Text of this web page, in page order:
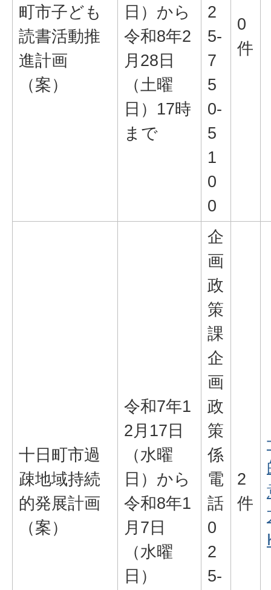
町市子ども
読書活動推
進計画
（案）
日）から
令和8年2
月28日
（土曜
日）17時
まで
2
5-
7
5
0-
5
1
0
0
0
件
十日町市過
疎地域持続
的発展計画
（案）
令和7年1
2月17日
（水曜
日）から
令和8年1
月7日
（水曜
日）
企
画
政
策
課
企
画
政
策
係
電
話
0
2
5-
2
件